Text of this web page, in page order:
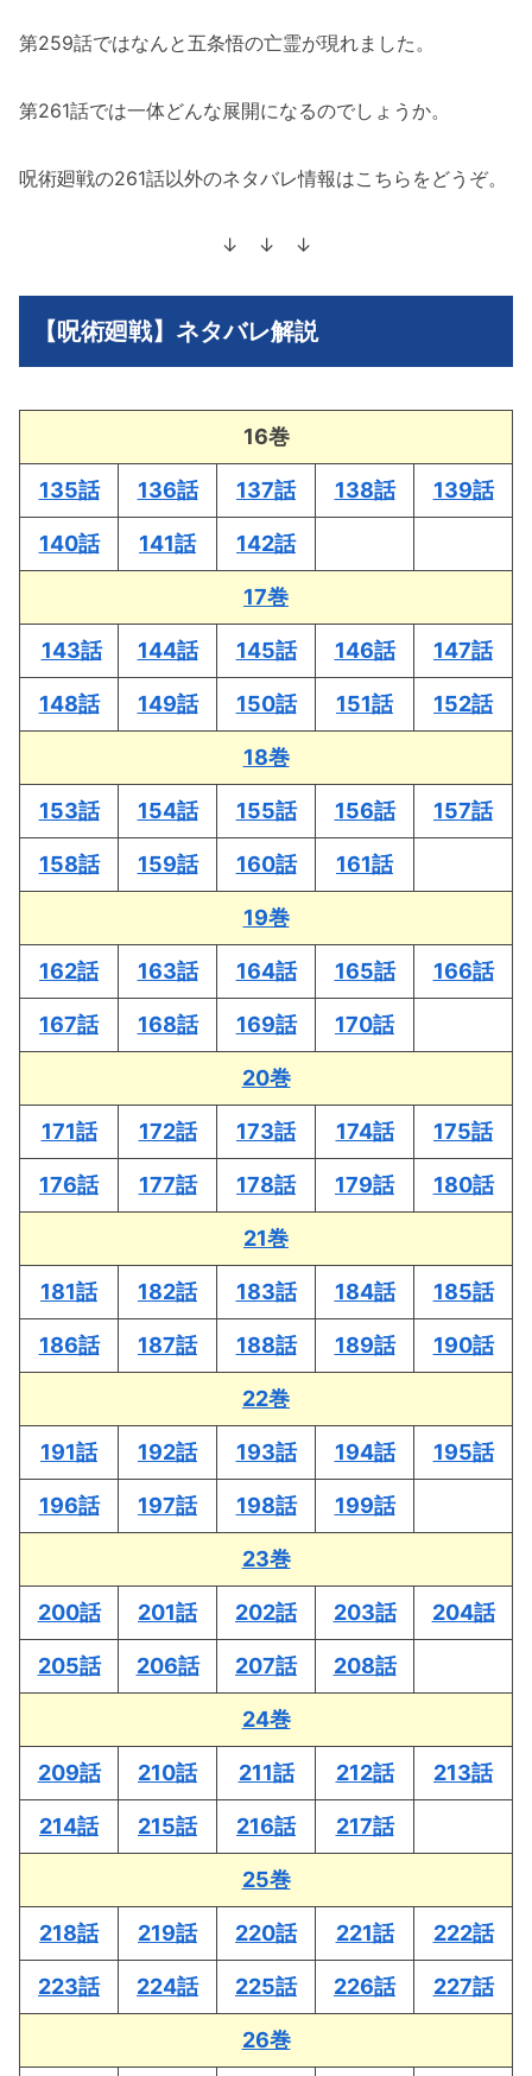
第259話ではなんと五条悟の亡霊が現れました。
第261話では一体どんな展開になるのでしょうか。
呪術廻戦の261話以外のネタバレ情報はこちらをどうぞ。
↓ ↓ ↓
【呪術廻戦】ネタバレ解説
16巻
135話 136話 137話 138話 139話
140話 141話 142話
17巻
143話 144話 145話 146話 147話
148話 149話 150話 151話 152話
18巻
153話 154話 155話 156話 157話
158話 159話 160話 161話
19巻
162話 163話 164話 165話 166話
167話 168話 169話 170話
20巻
171話 172話 173話 174話 175話
176話 177話 178話 179話 180話
21巻
181話 182話 183話 184話 185話
186話 187話 188話 189話 190話
22巻
191話 192話 193話 194話 195話
196話 197話 198話 199話
23巻
200話 201話 202話 203話 204話
205話 206話 207話 208話
24巻
209話 210話 211話 212話 213話
214話 215話 216話 217話
25巻
218話 219話 220話 221話 222話
223話 224話 225話 226話 227話
26巻